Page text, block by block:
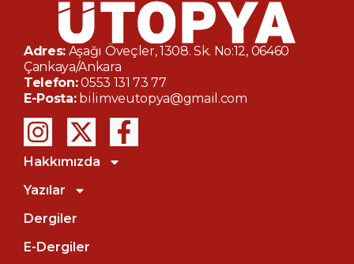
Adres: Aşağı Öveçler, 1308. Sk. No:12, 06460
Çankaya/Ankara
Telefon:0553 131 73 77
E-Posta: bilimveutopya@gmail.com
Hakkımızda
Yazılar
Dergiler
E-Dergiler